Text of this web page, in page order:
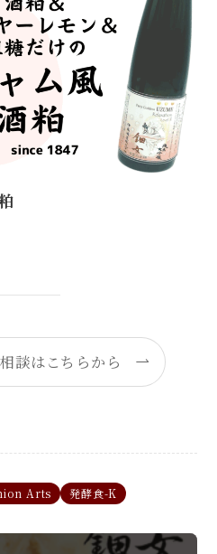
談はこちらから
Arts 発酵食-K